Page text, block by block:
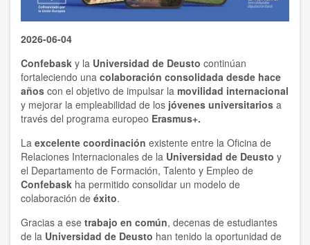
2026-06-04
Confebask y la Universidad de Deusto continúan
fortaleciendo una colaboración consolidada desde hace
años con el objetivo de impulsar la movilidad internacional
y mejorar la empleabilidad de los jóvenes universitarios a
través del programa europeo Erasmus+.
La excelente coordinación existente entre la Oficina de
Relaciones Internacionales de la Universidad de Deusto y
el Departamento de Formación, Talento y Empleo de
Confebask ha permitido consolidar un modelo de
colaboración de éxito.
Gracias a ese trabajo en común, decenas de estudiantes
de la Universidad de Deusto han tenido la oportunidad de